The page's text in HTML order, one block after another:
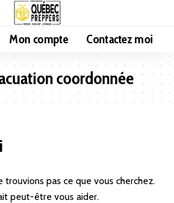
Mon compte Contactez moi
coordonnée
trouvions pas ce que vous cherchez.
peut-être vous aider.